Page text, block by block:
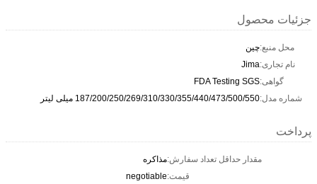
جزئیات محصول
محل منبع:چین
نام تجاری:Jima
گواهی:FDA Testing SGS
شماره مدل:187/200/250/269/310/330/355/440/473/500/550 میلی لیتر
پرداخت
مقدار حداقل تعداد سفارش:مذاکره
قیمت:negotiable